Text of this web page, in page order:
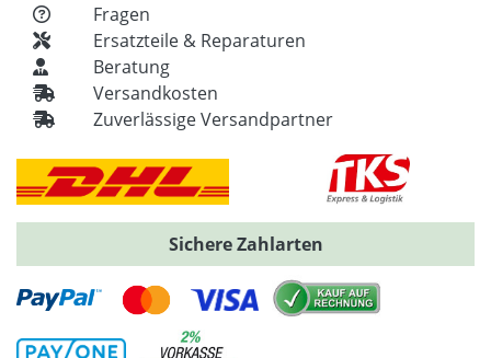
Fragen
Ersatzteile & Reparaturen
Beratung
Versandkosten
Zuverlässige Versandpartner
Sichere Zahlarten